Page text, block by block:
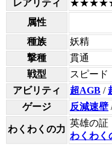
レアリティ
属性
種族
妖精
撃種
貫通
戦型
スピード
アビリティ
超AGB /
ゲージ
反減速壁
わくわくの力
英雄の証
わくわく